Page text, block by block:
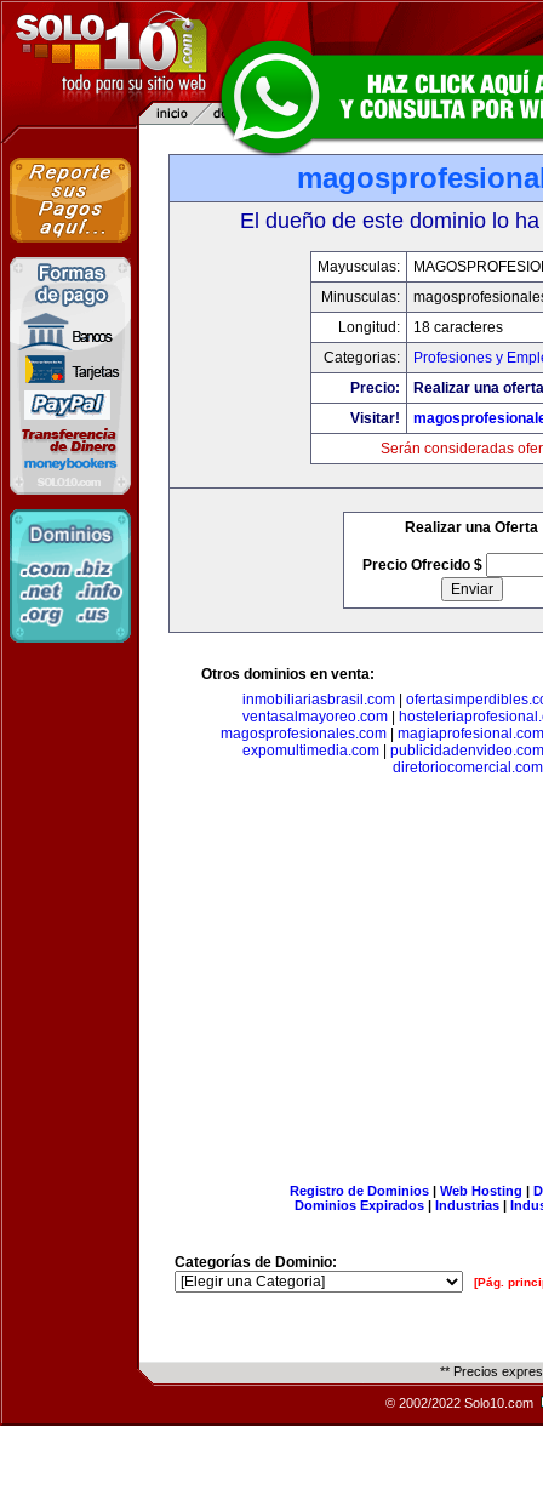
El dueño de este dominio lo
Mayusculas:
Minusculas:
Longitud:
18 caracteres
Categorias:
Profesiones y
Precio:
Realizar una
Visitar!
Serán consideradas
Realizar una Oferta
Precio Ofrecido $
Otros dominios en venta:
inmobiliariasbrasil.com
ventasalmayoreo.com
magosprofesionales.com
magiaprofesional.com
expomultimedia.com
publicidadenvideo.com
diretoriocomercial.com
Registro de Dominios| Web Hosting |
Dominios Expirados | Industrias |
Categorías de Dominio:
[Pág.
** Precios
© 2002/2022 Solo10.com